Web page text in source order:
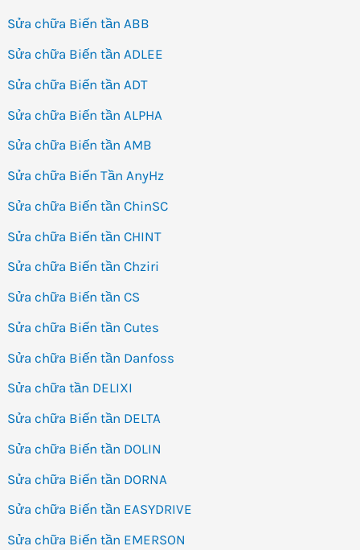
Sửa chữa Biến tần ABB
Sửa chữa Biến tần ADLEE
Sửa chữa Biến tần ADT
Sửa chữa Biến tần ALPHA
Sửa chữa Biến tần AMB
Sửa chữa Biến Tần AnyHz
Sửa chữa Biến tần ChinSC
Sửa chữa Biến tần CHINT
Sửa chữa Biến tần Chziri
Sửa chữa Biến tần CS
Sửa chữa Biến tần Cutes
Sửa chữa Biến tần Danfoss
Sửa chữa tần DELIXI
Sửa chữa Biến tần DELTA
Sửa chữa Biến tần DOLIN
Sửa chữa Biến tần DORNA
Sửa chữa Biến tần EASYDRIVE
Sửa chữa Biến tần EMERSON